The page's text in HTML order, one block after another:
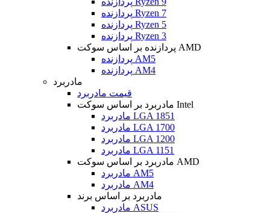
پردازنده Ryzen 7
پردازنده Ryzen 5
پردازنده Ryzen 3
پردازنده بر اساس سوکت AMD
پردازنده AM5
پردازنده AM4
مادربرد
قیمت مادربرد
مادربرد بر اساس سوکت Intel
مادربرد LGA 1851
مادربرد LGA 1700
مادربرد LGA 1200
مادربرد LGA 1151
مادربرد بر اساس سوکت AMD
مادربرد AM5
مادربرد AM4
مادربرد بر اساس برند
مادربرد ASUS